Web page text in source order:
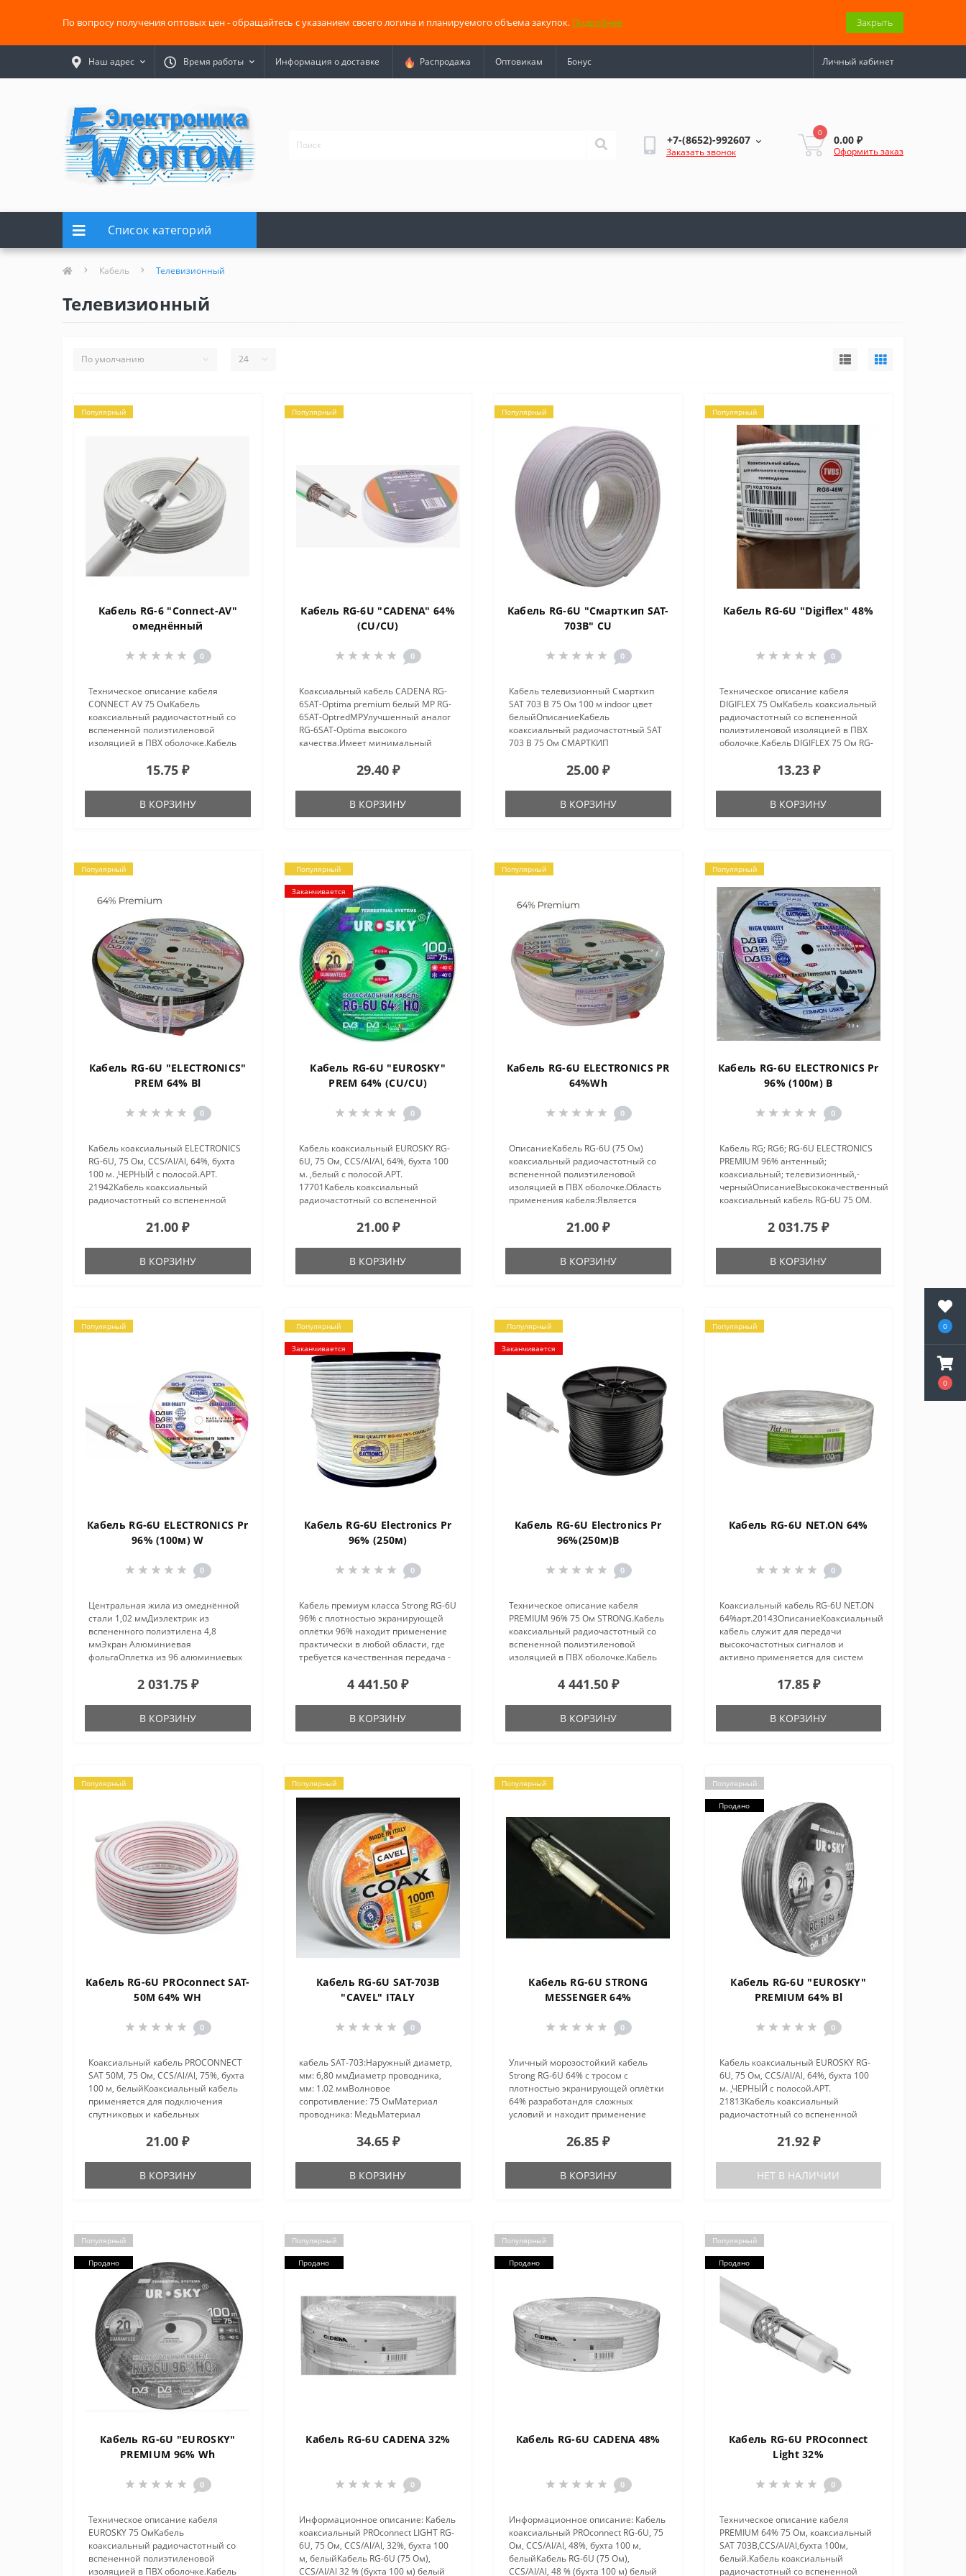
0
0
По вопросу получения оптовых цен - обращайтесь с указанием своего логина и планируемого объема закупок. Подробнее Закрыть
Наш адрес Время работы Информация о доставке Распродажа Оптовикам Бонус Личный кабинет
+7-(8652)-992607
Заказать звонок
0
0.00 ₽
Оформить заказ
Список категорий
Кабель Телевизионный
Телевизионный
Популярный
Кабель RG-6 "Connect-AV"
омеднённый
0
Техническое описание кабеля
CONNECT AV 75 ОмКабель
коаксиальный радиочастотный со
вспененной полиэтиленовой
изоляцией в ПВХ оболочке.Кабель
для подключения спутниковых
подключения виде..
15.75 ₽
В КОРЗИНУ
Популярный
Кабель RG-6U "CADENA" 64%
(CU/CU)
0
Коаксиальный кабель CADENA RG-
6SAT-Optima premium белый MP RG-
6SAT-OptredMPУлучшенный аналог
RG-6SAT-Optima высокого
качества.Имеет минимальный
улучшенного экрана.Подходит для
расстояния.Внешняя моро..
29.40 ₽
В КОРЗИНУ
Популярный
Кабель RG-6U "Cмарткип SAT-
703B" CU
0
Кабель телевизионный Смарткип
SAT 703 B 75 Ом 100 м indoor цвет
белыйОписаниеКабель
коаксиальный радиочастотный SAT
703 B 75 Ом СМАРТКИП
спутниковых и кабельных
подключения камер видеонабл..
25.00 ₽
В КОРЗИНУ
Популярный
Кабель RG-6U "Digiflex" 48%
0
Техническое описание кабеля
DIGIFLEX 75 ОмКабель коаксиальный
радиочастотный со вспененной
полиэтиленовой изоляцией в ПВХ
оболочке.Кабель DIGIFLEX 75 Ом RG-
спутниковых телевизионных
видеок..
13.23 ₽
В КОРЗИНУ
Популярный
Кабель RG-6U "ELECTRONICS"
PREM 64% Bl
0
Кабель коаксиальный ELECTRONICS
RG-6U, 75 Ом, CCS/Al/Al, 64%, бухта
100 м. ,ЧЕРНЫЙ с полосой.АРТ.
21942Кабель коаксиальный
радиочастотный со вспененной
оболочке.Является самым
подключения в..
21.00 ₽
В КОРЗИНУ
Популярный
Заканчивается
Кабель RG-6U "EUROSKY"
PREM 64% (CU/CU)
0
Кабель коаксиальный EUROSKY RG-
6U, 75 Ом, CCS/Al/Al, 64%, бухта 100
м. ,белый с полосой.АРТ.
17701Кабель коаксиальный
радиочастотный со вспененной
оболочке.Является самым
подключения внутре..
21.00 ₽
В КОРЗИНУ
Популярный
Кабель RG-6U ELECTRONICS PR
64%Wh
0
ОписаниеКабель RG-6U (75 Ом)
коаксиальный радиочастотный со
вспененной полиэтиленовой
изоляцией в ПВХ оболочке.Область
применения кабеля:Является
решением для подключения
соединений общепромышленных и
21.00 ₽
В КОРЗИНУ
Популярный
Кабель RG-6U ELECTRONICS Pr
96% (100м) B
0
Кабель RG; RG6; RG-6U ELECTRONICS
PREMIUM 96% антенный;
коаксиальный; телевизионный,-
черныйОписаниеВысококачественный
коаксиальный кабель RG-6U 75 ОМ.
кабельного телевидения,
спутникового телевиден..
2 031.75 ₽
В КОРЗИНУ
Популярный
Кабель RG-6U ELECTRONICS Pr
96% (100м) W
0
Центральная жила из омеднённой
стали 1,02 ммДиэлектрик из
вспененного полиэтилена 4,8
ммЭкран Алюминиевая
фольгаОплетка из 96 алюминиевых
морозоустойчивого ПВХ с зеленой
сопротивление 75 ОмГабариты
2 031.75 ₽
В КОРЗИНУ
Популярный
Заканчивается
Кабель RG-6U Electronics Pr
96% (250м)
0
Кабель премиум класса Strong RG-6U
96% с плотностью экранирующей
оплётки 96% находит применение
практически в любой области, где
требуется качественная передача -
и цифровых данных, и в любом
4 441.50 ₽
В КОРЗИНУ
Популярный
Заканчивается
Кабель RG-6U Electronics Pr
96%(250м)B
0
Техническое описание кабеля
PREMIUM 96% 75 Ом STRONG.Кабель
коаксиальный радиочастотный со
вспененной полиэтиленовой
изоляцией в ПВХ оболочке.Кабель
применяется для подключения
систем, а также для ..
4 441.50 ₽
В КОРЗИНУ
Популярный
Кабель RG-6U NET.ON 64%
0
Коаксиальный кабель RG-6U NET.ON
64%арт.20143ОписаниеКоаксиальный
кабель служит для передачи
высокочастотных сигналов и
активно применяется для систем
систем связи, компьютерных сетей,
жила..
17.85 ₽
В КОРЗИНУ
Популярный
Кабель RG-6U PROconnect SAT-
50M 64% WH
0
Коаксиальный кабель PROCONNECT
SAT 50M, 75 Ом, CCS/Al/Al, 75%, бухта
100 м, белыйКоаксиальный кабель
применяется для подключения
спутниковых и кабельных
видеонаблюдения и устройств,
для прокла..
21.00 ₽
В КОРЗИНУ
Популярный
Кабель RG-6U SAT-703B
"CAVEL" ITALY
0
кабель SAT-703:Наружный диаметр,
мм: 6,80 ммДиаметр проводника,
мм: 1.02 ммВолновое
сопротивление: 75 ОмМатериал
проводника: МедьМатериал
алюминиевых омедненных нити,
алюминиево-полиэтиленовая
34.65 ₽
В КОРЗИНУ
Популярный
Кабель RG-6U STRONG
MESSENGER 64%
0
Уличный морозостойкий кабель
Strong RG-6U 64% с тросом с
плотностью экранирующей оплётки
64% разработандля сложных
условий и находит применение
требуется качественная передача и
Благо..
26.85 ₽
В КОРЗИНУ
Популярный
Продано
Кабель RG-6U "EUROSKY"
PREMIUM 64% Bl
0
Кабель коаксиальный EUROSKY RG-
6U, 75 Ом, CCS/Al/Al, 64%, бухта 100
м. ,ЧЕРНЫЙ с полосой.АРТ.
21813Кабель коаксиальный
радиочастотный со вспененной
оболочке.Является самым
подключения внутр..
21.92 ₽
НЕТ В НАЛИЧИИ
Популярный
Продано
Кабель RG-6U "EUROSKY"
PREMIUM 96% Wh
0
Техническое описание кабеля
EUROSKY 75 ОмКабель
коаксиальный радиочастотный со
вспененной полиэтиленовой
изоляцией в ПВХ оболочке.Кабель
Популярный
Продано
Кабель RG-6U CADENA 32%
0
Информационное описание: Кабель
коаксиальный PROconnect LIGHT RG-
6U, 75 Ом, CCS/Al/Al, 32%, бухта 100
м, белыйКабель RG-6U (75 Ом),
CCS/Al/Al 32 % (бухта 100 м) белый
Популярный
Продано
Кабель RG-6U CADENA 48%
0
Информационное описание: Кабель
коаксиальный PROconnect RG-6U, 75
Ом, CCS/Al/Al, 48%, бухта 100 м,
белыйКабель RG-6U (75 Ом),
CCS/Al/Al, 48 % (бухта 100 м) белый
Популярный
Продано
Кабель RG-6U PROconnect
Light 32%
0
Техническое описание кабеля
PREMIUM 64% 75 Ом, коаксиальный
SAT 703B,CCS/Al/Al,бухта 100м,
белый.Кабель коаксиальный
радиочастотный со вспененной